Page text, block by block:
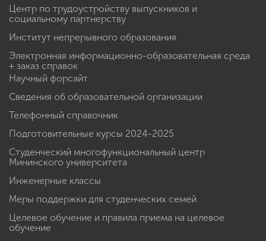
Центр по трудоустройству выпускников и
социальному партнерству
Институт непрерывного образования
Электронная информационно-образовательная среда
+ заказ справок
Научный форсайт
Сведения об образовательной организации
Телефонный справочник
Подготовительные курсы 2024-2025
Студенческий многофункциональный центр
Мининского университета
Инженерные классы
Меры поддержки для студенческих семей
Целевое обучение и правила приема на целевое
обучение